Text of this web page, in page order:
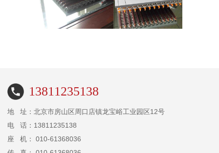
13811235138
地 址：北京市房山区周口店镇龙宝峪工业园区12号
电 话：13811235138
座 机： 010-61368036